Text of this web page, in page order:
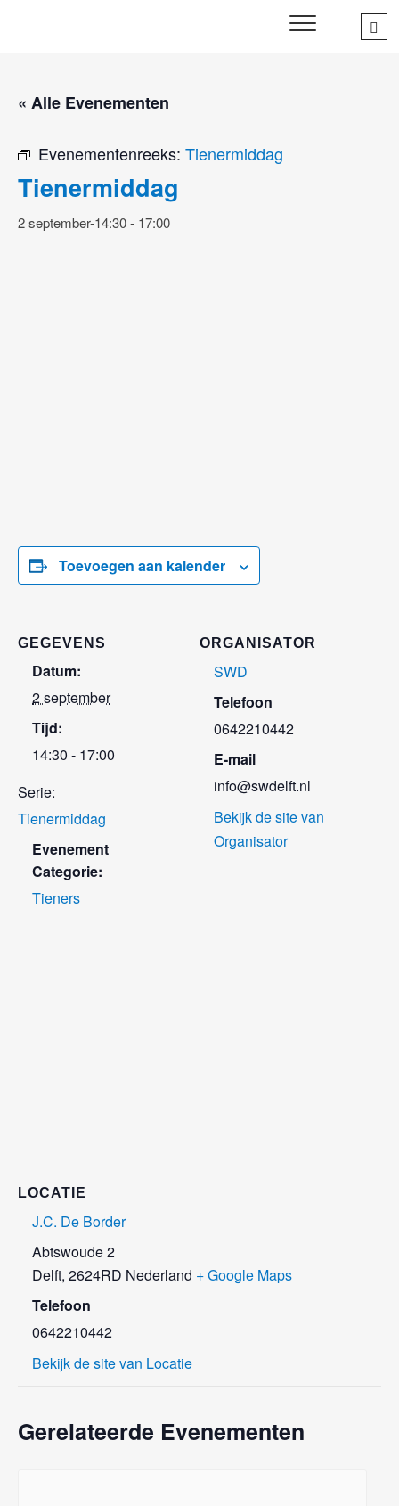
WIJ ZETTEN ONS IN VOOR HET WELZIJN EN VERBINDEN
« Alle Evenementen
Evenementenreeks: Tienermiddag
Tienermiddag
2 september-14:30- 17:00
Toevoegen aan kalender
GEGEVENS
Datum:
2 september
Tijd:
14:30 - 17:00
Serie:
Tienermiddag
Evenement
Categorie:
Tieners
ORGANISATOR
SWD
Telefoon
0642210442
E-mail
info@swdelft.nl
Bekijk de site van
Organisator
LOCATIE
J.C. De Border
Abtswoude 2
Delft, 2624RD Nederland + Google Maps
Telefoon
0642210442
Bekijk de site van Locatie
Gerelateerde Evenementen